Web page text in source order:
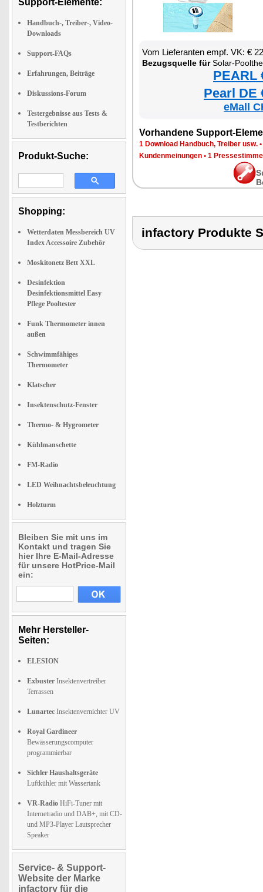
Support-Elemente:
Handbuch-, Treiber-, Video-
Downloads
Support-FAQs
Erfahrungen, Beiträge
Diskussions-Forum
Testergebnisse aus Tests &
Testberichten
Produkt-Suche:
Shopping:
Wetterdaten Messbereich UV
Index Accessoire Zubehör
Moskitonetz Bett XXL
Desinfektion
Desinfektionsmittel Easy
Pflege Pooltester
Funk Thermometer innen
außen
Schwimmfähiges
Thermometer
Klatscher
Insektenschutz-Fenster
Thermo- & Hygrometer
Kühlmanschette
FM-Radio
LED Weihnachtsbeleuchtung
Holzturm
Bleiben Sie mit uns im
Kontakt und tragen Sie
hier Ihre E-Mail-Adresse
für unsere HotPrice-Mail
ein:
Mehr Hersteller-
Seiten:
ELESION
Exbuster Insektenvertreiber
Terrassen
Lunartec Insektenvernichter UV
Royal Gardineer
Bewässerungscomputer
programmierbar
Sichler Haushaltsgeräte
Luftkühler mit Wassertank
VR-Radio HiFi-Tuner mit
Internetradio und DAB+, mit CD-
und MP3-Player Lautsprecher
Speaker
Service- & Support-
Website der Marke
infactory für die
Vom Lieferanten empf. VK: €
Bezugsquelle fürSolar-
PEARL
Pearl DE
eMall
Vorhandene Support-
1 Download Handbuch, Treiber usw. •
Kundenmeinungen • 1
infactory Produkte